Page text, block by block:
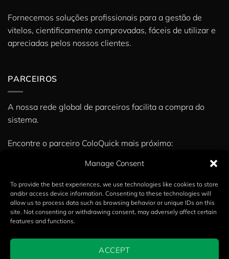
Manage Consent
To provide the best experiences, we use technologies like cookies to store
and/or access device information. Consenting to these technologies will
allow us to process data such as browsing behavior or unique IDs on this
site. Not consenting or withdrawing consent, may adversely affect certain
features and functions.
ACCEPT
Fornecemos soluções profissionais para a gestão de
vitelos, cientificamente comprovadas, fáceis de utilizar e
apreciadas pelos nossos clientes.
PARCEIROS
A nossa rede global de parceiros facilita a compra do
sistema.
Encontre o parceiro ColoQuick mais próximo:
Copyright 2026 ©Calvex A/S
English(Inglês
Deutsch(Alemão) Español(Espanhol)
Italiano
) Nederlands